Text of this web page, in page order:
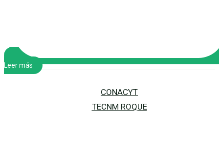
Leer más
CONACYT
TECNM ROQUE